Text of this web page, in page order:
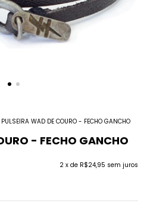
PULSEIRA WAD DE COURO - FECHO GANCHO
- FECHO GANCHO
2 x de R$24,95 sem juros